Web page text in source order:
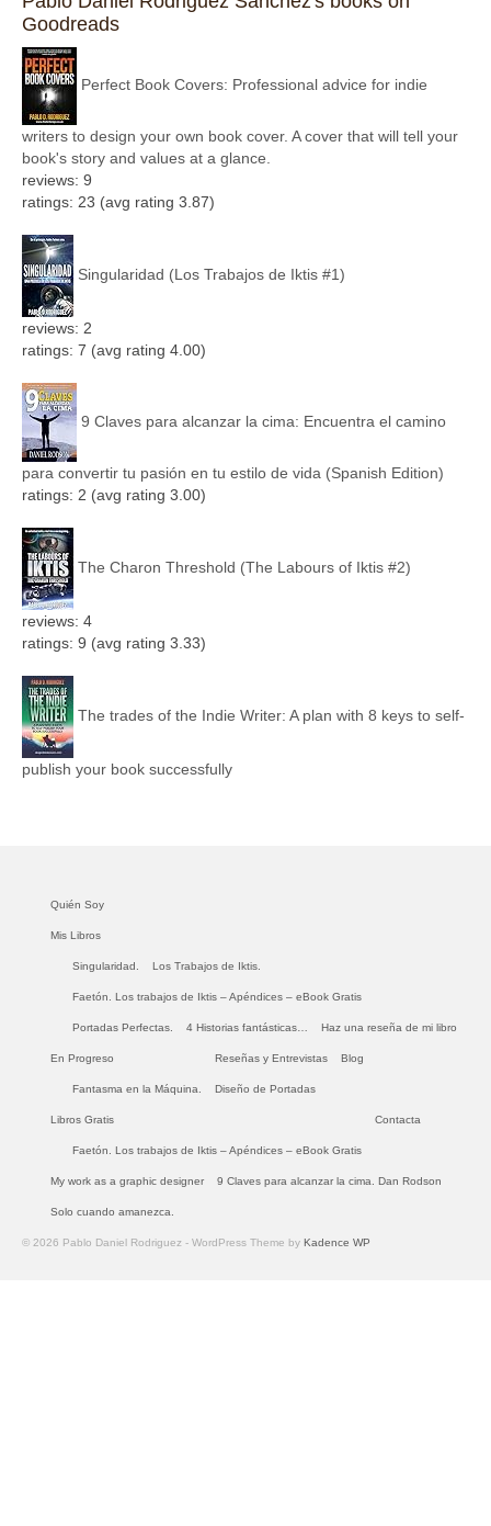
Goodreads
Perfect Book Covers: Professional advice for indie
writers to design your own book cover. A cover that will tell your
book's story and values at a glance.
reviews: 9
ratings: 23 (avg rating 3.87)
Singularidad (Los Trabajos de Iktis #1)
reviews: 2
ratings: 7 (avg rating 4.00)
9 Claves para alcanzar la cima: Encuentra el camino
para convertir tu pasión en tu estilo de vida (Spanish Edition)
ratings: 2 (avg rating 3.00)
The Charon Threshold (The Labours of Iktis #2)
reviews: 4
ratings: 9 (avg rating 3.33)
The trades of the Indie Writer: A plan with 8 keys to self-
publish your book successfully
Quién Soy
Mis Libros
Singularidad. Los Trabajos de Iktis.
Faetón. Los trabajos de Iktis – Apéndices – eBook Gratis
Portadas Perfectas. 4 Historias fantásticas… Haz una reseña de mi libro
En Progreso
Fantasma en la Máquina.
Reseñas y Entrevistas Blog
Diseño de Portadas
Libros Gratis
Faetón. Los trabajos de Iktis – Apéndices – eBook Gratis
Contacta
My work as a graphic designer 9 Claves para alcanzar la cima. Dan Rodson
Solo cuando amanezca.
© 2026 Pablo Daniel Rodriguez - WordPress Theme by Kadence WP